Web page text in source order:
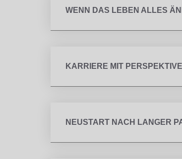
WENN DAS LEBEN ALLES
KARRIERE MIT
NEUSTART NACH LANGER